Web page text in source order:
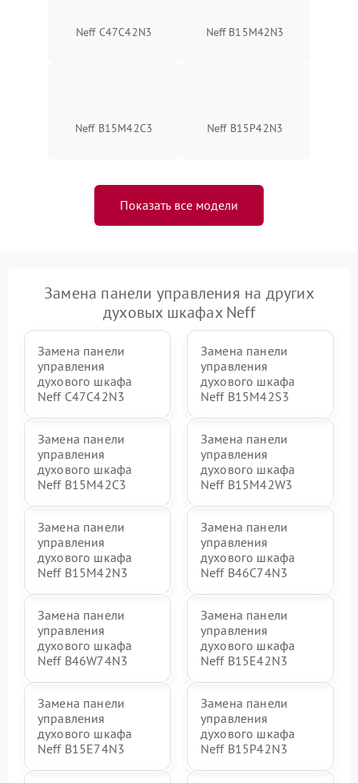
Neff C47C42N3 Neff B15M42N3
Neff B15M42C3 Neff B15P42N3
Показать все модели
Замена панели управления на других
духовых шкафах Neff
Замена панели
управления
духового шкафа
Neff C47C42N3
Замена панели
управления
духового шкафа
Neff B15M42S3
Замена панели
управления
духового шкафа
Neff B15M42C3
Замена панели
управления
духового шкафа
Neff B15M42W3
Замена панели
управления
духового шкафа
Neff B15M42N3
Замена панели
управления
духового шкафа
Neff B46C74N3
Замена панели
управления
духового шкафа
Neff B46W74N3
Замена панели
управления
духового шкафа
Neff B15E42N3
Замена панели
управления
духового шкафа
Neff B15E74N3
Замена панели
управления
духового шкафа
Neff B15P42N3